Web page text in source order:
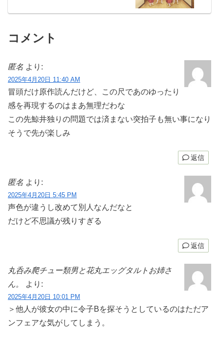
コメント
匿名 より:
2025年4月20日 11:40 AM
冒頭だけ原作読んだけど、この尺であのゆったり
感を再現するのはまあ無理だわな
この先鯨井独りの問題では済まない突拍子も無い事になり
そうで先が楽しみ
返信
匿名 より:
2025年4月20日 5:45 PM
声色が違うし改めて別人なんだなと
だけど不思議が残りすぎる
返信
丸呑み爬チュー類男と花丸エッグタルトお姉さ
ん。
より:
2025年4月20日 10:01 PM
＞他人が彼女の中に令子Bを探そうとしているのはただア
ンフェアな気がしてしまう。